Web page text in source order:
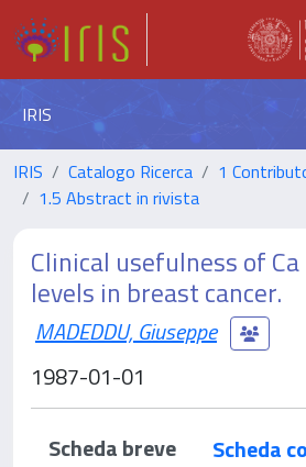
IRIS
IRIS Catalogo Ricerca
1
1.5 Abstract in rivista
Clinical usefulness of
levels in breast cancer.
MADEDDU, Giuseppe
1987-01-01
Scheda breve
Scheda